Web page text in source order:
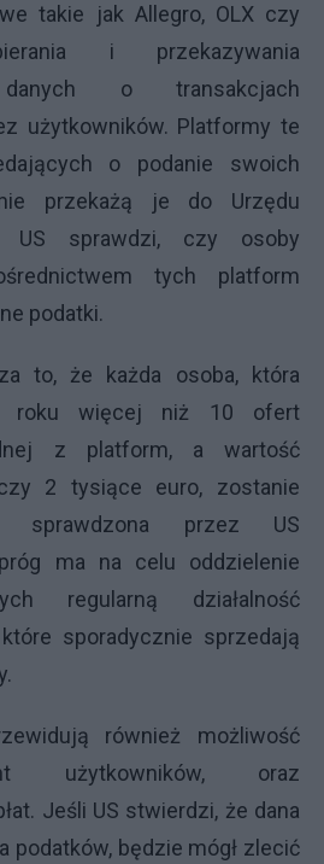
takie jak Allegro, OLX czy
i przekazywania
danych o transakcjach
użytkowników. Platformy te
o podanie swoich
przekażą je do Urzędu
US sprawdzi, czy osoby
tych platform
podatki.
to, że każda osoba, która
roku więcej niż 10 ofert
z platform, a wartość
2 tysiące euro, zostanie
sprawdzona przez US
ma na celu oddzielenie
regularną działalność
sporadycznie sprzedają
również możliwość
użytkowników, oraz
Jeśli US stwierdzi, że dana
podatków, będzie mógł zlecić